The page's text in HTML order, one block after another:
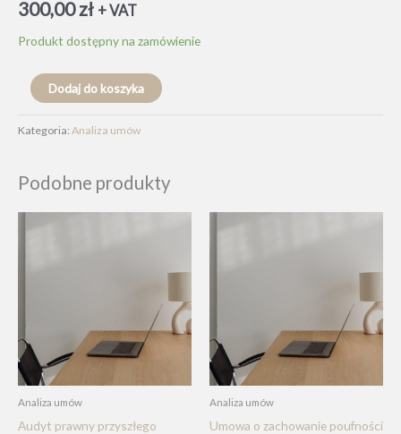
300,00zł + VAT
Produkt dostępny na zamówienie
ilość
Zmiana
umowy
analiza
Dodaj do koszyka
Kategoria: Analiza umów
Podobne produkty
Analiza umów
Audyt prawny przyszłego
Analiza umów
Umowa o zachowanie poufności